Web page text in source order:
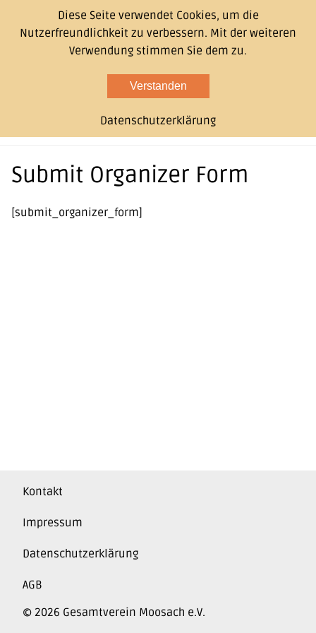
Submit Organizer Form
[submit_organizer_form]
Kontakt
Impressum
Datenschutzerklärung
AGB
© 2026 Gesamtverein Moosach e.V.
Diese Seite verwendet Cookies, um die
Nutzerfreundlichkeit zu verbessern. Mit der weiteren
Verwendung stimmen Sie dem zu.
Verstanden
Datenschutzerklärung